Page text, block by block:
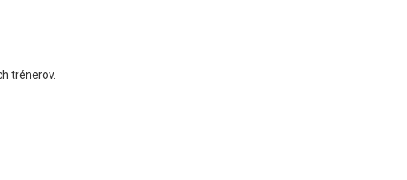
trénerov.